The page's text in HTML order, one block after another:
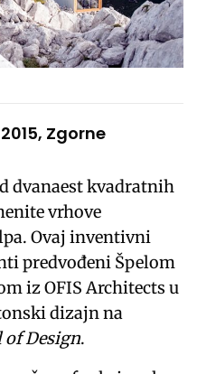
Zgorne
dvanaest kvadratnih
vrhove
Ovaj inventivni
predvođeni Špelom
iz OFIS Architects u
dizajn na
of Design.